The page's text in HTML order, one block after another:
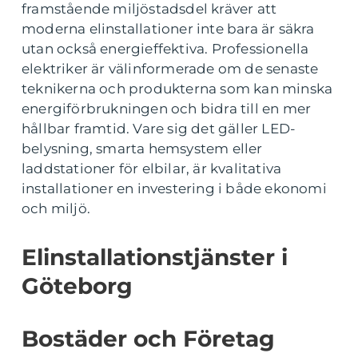
framstående miljöstadsdel kräver att
moderna elinstallationer inte bara är säkra
utan också energieffektiva. Professionella
elektriker är välinformerade om de senaste
teknikerna och produkterna som kan minska
energiförbrukningen och bidra till en mer
hållbar framtid. Vare sig det gäller LED-
belysning, smarta hemsystem eller
laddstationer för elbilar, är kvalitativa
installationer en investering i både ekonomi
och miljö.
Elinstallationstjänster i
Göteborg
Bostäder och Företag